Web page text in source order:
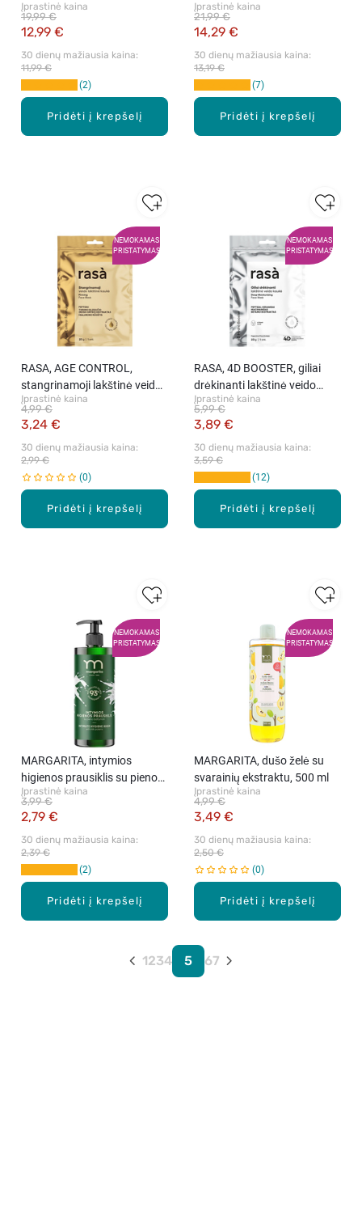
Pridėti į krepšelį
serumas, 30 ml
Įprastinė kaina
12,99 €
19,99 €
30 dienų mažiausia kaina:
11,99 €
2
Pridėti į krepšelį
kremas, 50 ml
Įprastinė kaina
14,29 €
21,99 €
30 dienų mažiausia kaina:
13,19 €
7
NEMOKAMAS
PRISTATYMAS
Pridėti į krepšelį
RASA, AGE CONTROL,
stangrinamoji lakštinė veido
kaukė, 23 g.
Įprastinė kaina
3,24 €
4,99 €
30 dienų mažiausia kaina:
2,99 €
0
NEMOKAMAS
PRISTATYMAS
Pridėti į krepšelį
RASA, 4D BOOSTER, giliai
drėkinanti lakštinė veido
kaukė, 23 g.
Įprastinė kaina
3,89 €
5,99 €
30 dienų mažiausia kaina:
3,59 €
12
NEMOKAMAS
PRISTATYMAS
Pridėti į krepšelį
MARGARITA, intymios
higienos prausiklis su pieno
baltymais, 400 ml
Įprastinė kaina
2,79 €
3,99 €
30 dienų mažiausia kaina:
2,39 €
2
NEMOKAMAS
PRISTATYMAS
Pridėti į krepšelį
MARGARITA, dušo želė su
svarainių ekstraktu, 500 ml
Įprastinė kaina
3,49 €
4,99 €
30 dienų mažiausia kaina:
2,50 €
0
1234 5 67